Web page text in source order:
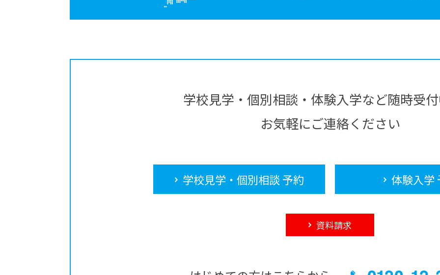
学校見学・個別相談・体験入学など随時受
お気軽にご連絡ください
学校見学・個別相談 予約 体験入学
資料請求